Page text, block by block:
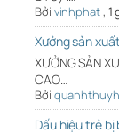
Bởi vinhphat, 1
Xưởng sản
XƯỞNG SẢN
CAO…
Bởi
Dấu hiệu trẻ bị